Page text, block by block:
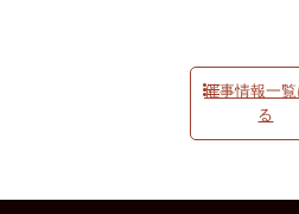
催事情報一覧
る